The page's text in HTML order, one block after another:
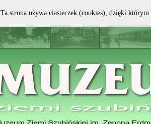
Ta strona używa ciasteczek (cookies), dzięki